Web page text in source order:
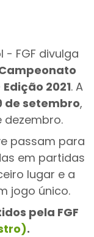
- FGF divulga
2021. A
de setembro,
passam para
em partidas
lugar e a
jogo único.
pela FGF
.